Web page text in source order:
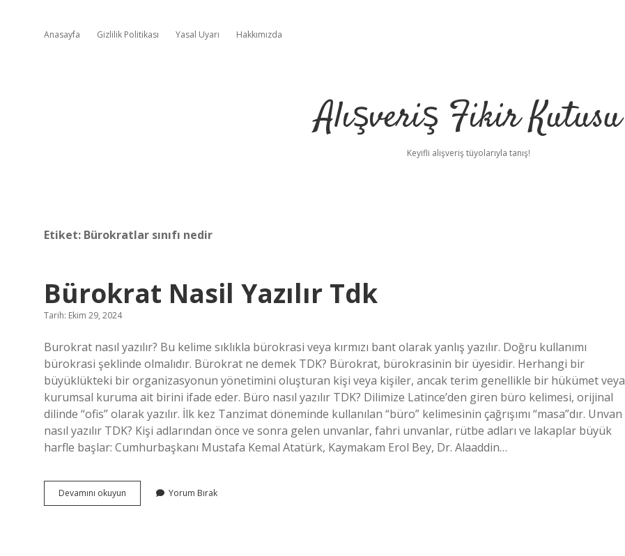
Anasayfa Gizlilik Politikası Yasal Uyarı Hakkımızda
Alışveriş Fikir Kutusu
Keyifli alışveriş tüyolarıyla tanış!
Etiket: Bürokratlar sınıfı nedir
Bürokrat Nasil Yazılır Tdk
Tarih: Ekim 29, 2024
Burokrat nasıl yazılır? Bu kelime sıklıkla bürokrasi veya kırmızı bant olarak yanlış yazılır. Doğru kullanımı
bürokrasi şeklinde olmalıdır. Bürokrat ne demek TDK? Bürokrat, bürokrasinin bir üyesidir. Herhangi bir
büyüklükteki bir organizasyonun yönetimini oluşturan kişi veya kişiler, ancak terim genellikle bir hükümet veya
kurumsal kuruma ait birini ifade eder. Büro nasıl yazılır TDK? Dilimize Latince’den giren büro kelimesi, orijinal
dilinde “ofis” olarak yazılır. İlk kez Tanzimat döneminde kullanılan “büro” kelimesinin çağrışımı “masa”dır. Unvan
nasıl yazılır TDK? Kişi adlarından önce ve sonra gelen unvanlar, fahri unvanlar, rütbe adları ve lakaplar büyük
harfle başlar: Cumhurbaşkanı Mustafa Kemal Atatürk, Kaymakam Erol Bey, Dr. Alaaddin…
Devamını okuyun Bürokrat
Nasil
Yorum Bırak